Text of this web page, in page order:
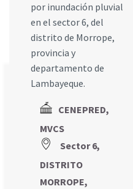
por inundación pluvial
en el sector 6, del
distrito de Morrope,
provincia y
departamento de
Lambayeque.
CENEPRED,
MVCS
Sector 6,
DISTRITO
MORROPE,